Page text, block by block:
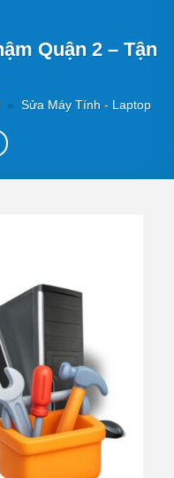
Quận 2 – Tận
» Sửa Máy Tính - Laptop